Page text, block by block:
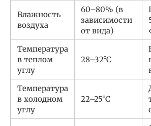
Влажность
воздуха
60–80% (в
зависимости
от вида)
Температура
в теплом
углу
28–32°C
Температура
в холодном
углу
22–25°C